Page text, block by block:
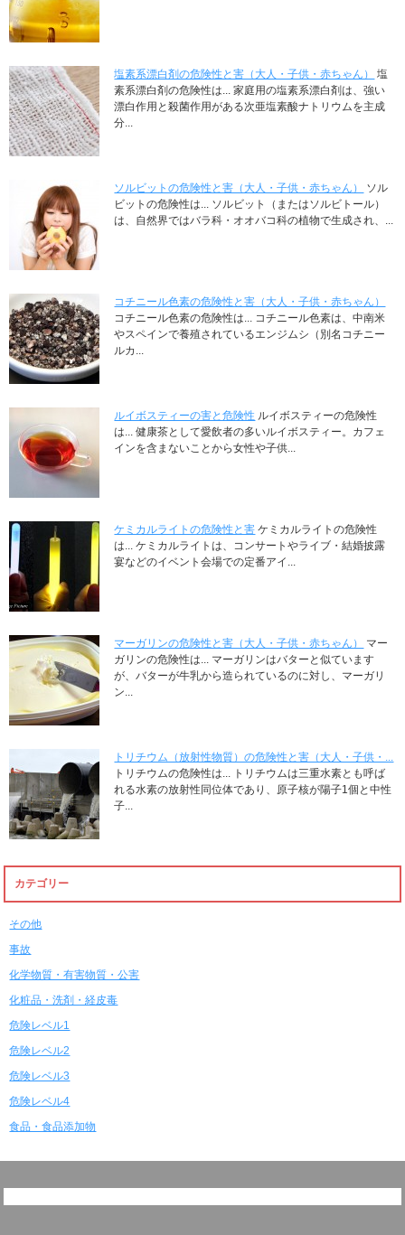
塩素系漂白剤の危険性と害（大人・子供・赤ちゃん）
塩
素系漂白剤の危険性は... 家庭用の塩素系漂白剤は、強い
漂白作用と殺菌作用がある次亜塩素酸ナトリウムを主成
分...
ソルビットの危険性と害（大人・子供・赤ちゃん）
ソル
ビットの危険性は... ソルビット（またはソルビトール）
は、自然界ではバラ科・オオバコ科の植物で生成され、...
コチニール色素の危険性と害（大人・子供・赤ちゃん）
コチニール色素の危険性は... コチニール色素は、中南米
やスペインで養殖されているエンジムシ（別名コチニー
ルカ...
ルイボスティーの害と危険性 ルイボスティーの危険性
は... 健康茶として愛飲者の多いルイボスティー。カフェ
インを含まないことから女性や子供...
ケミカルライトの危険性と害 ケミカルライトの危険性
は... ケミカルライトは、コンサートやライブ・結婚披露
宴などのイベント会場での定番アイ...
マーガリンの危険性と害（大人・子供・赤ちゃん）
マー
ガリンの危険性は... マーガリンはバターと似ています
が、バターが牛乳から造られているのに対し、マーガリ
ン...
トリチウム（放射性物質）の危険性と害（大人・子供・...
トリチウムの危険性は... トリチウムは三重水素とも呼ば
れる水素の放射性同位体であり、原子核が陽子1個と中性
子...
カテゴリー
その他
事故
化学物質・有害物質・公害
化粧品・洗剤・経皮毒
危険レベル1
危険レベル2
危険レベル3
危険レベル4
食品・食品添加物